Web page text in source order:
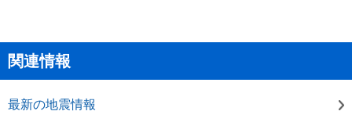
関連情報
最新の地震情報